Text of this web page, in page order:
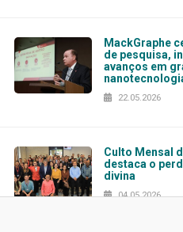
MackGraphe
de pesquisa,
avanços em
22.05.2026
Culto Mensal
destaca o
divina
04.05.2026